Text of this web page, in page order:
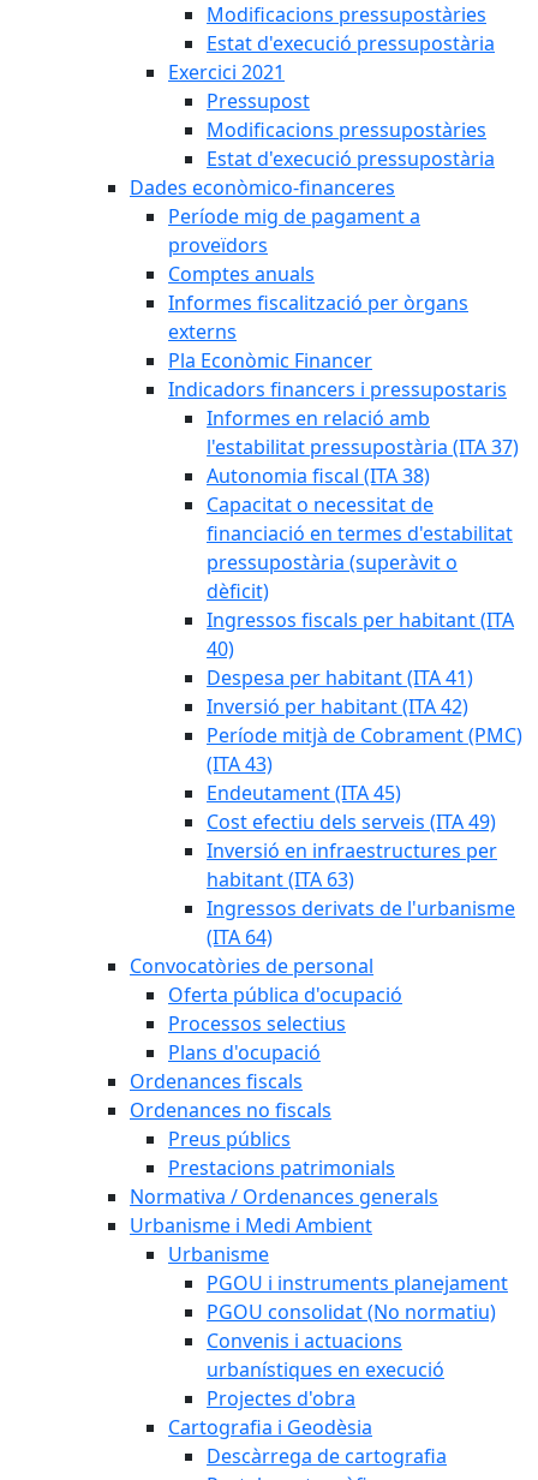
Modificacions pressupostàries
Estat d'execució pressupostària
Exercici 2021
Pressupost
Modificacions pressupostàries
Estat d'execució pressupostària
Dades econòmico-financeres
Període mig de pagament a
proveïdors
Comptes anuals
Informes fiscalització per òrgans
externs
Pla Econòmic Financer
Indicadors financers i pressupostaris
Informes en relació amb
l'estabilitat pressupostària (ITA 37)
Autonomia fiscal (ITA 38)
Capacitat o necessitat de
financiació en termes d'estabilitat
pressupostària (superàvit o
dèficit)
Ingressos fiscals per habitant (ITA
40)
Despesa per habitant (ITA 41)
Inversió per habitant (ITA 42)
Període mitjà de Cobrament (PMC)
(ITA 43)
Endeutament (ITA 45)
Cost efectiu dels serveis (ITA 49)
Inversió en infraestructures per
habitant (ITA 63)
Ingressos derivats de l'urbanisme
(ITA 64)
Convocatòries de personal
Oferta pública d'ocupació
Processos selectius
Plans d'ocupació
Ordenances fiscals
Ordenances no fiscals
Preus públics
Prestacions patrimonials
Normativa / Ordenances generals
Urbanisme i Medi Ambient
Urbanisme
PGOU i instruments planejament
PGOU consolidat (No normatiu)
Convenis i actuacions
urbanístiques en execució
Projectes d'obra
Cartografia i Geodèsia
Descàrrega de cartografia